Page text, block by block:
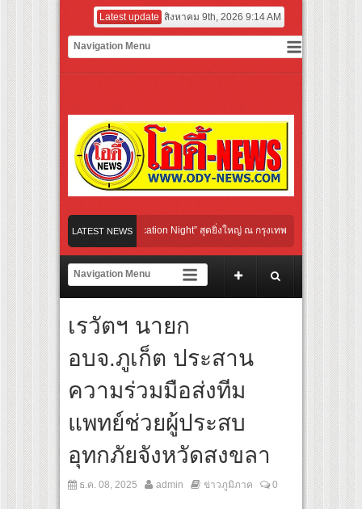
Latest update สิงหาคม 9th, 2026 9:14 AM
LATEST NEWS
Communication Night” สุดยิ่งใหญ่ ณ กรุงเทพฯ ขนทัพศิลปินชั้นนำ พร้อมกาล่า
ะแอโรบิกสุดมันส์ ในกิจกรรม “EM-ROBIC DANCE FOR MOM @BENCHASIRI
สุดแห่งปีจาก NUUI Starathon 8.8 “บอส-โนอึล” เปิดประเดิมเคะ-เมะ สุดเซอร์ไพร้ส์
เกมใหม่ในวงการการศึกษา เปิดตัว “SCA PLUS” แพลตฟอร์มการเรียนรู้ “Creative
อดการลงทุนในธุรกิจการศึกษากว่า 100 ล้านบาท
เส้นทางจาการ์ตา-กรุงเทพฯ เสริม Air Connectivity ดึงนักท่องเที่ยวคุณภาพจากอินโด
Communication Night” สุดยิ่งใหญ่ ณ กรุงเทพฯ ขนทัพศิลปินชั้นนำ พร้อมกาล่า
เรวัตฯ นายก
อบจ.ภูเก็ต ประสาน
ความร่วมมือส่งทีม
แพทย์ช่วยผู้ประสบ
อุทกภัยจังหวัดสงขลา
ธ.ค. 08, 2025 admin ข่าวภูมิภาค 0